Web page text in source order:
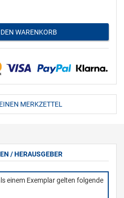
WARENKORB
MERKZETTEL
/ HERAUSGEBER
einem Exemplar gelten folgende